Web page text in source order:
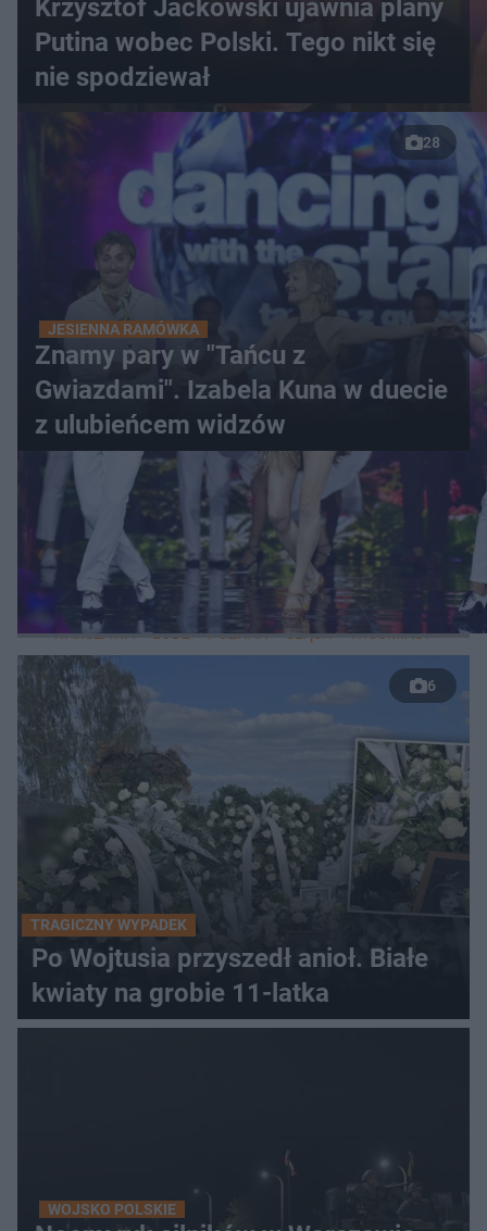
Krzysztof Jackowski ujawnia plany
Putina wobec Polski. Tego nikt się
nie spodziewał
28
JESIENNA RAMÓWKA
Znamy pary w "Tańcu z
Gwiazdami". Izabela Kuna w duecie
z ulubieńcem widzów
WIĘCEJ
LOKALNE
WARSZAWA ŁÓDŹ POZNAŃ ŚLĄSK TRÓJMIASTO
6
TRAGICZNY WYPADEK
Po Wojtusia przyszedł anioł. Białe
kwiaty na grobie 11-latka
WOJSKO POLSKIE